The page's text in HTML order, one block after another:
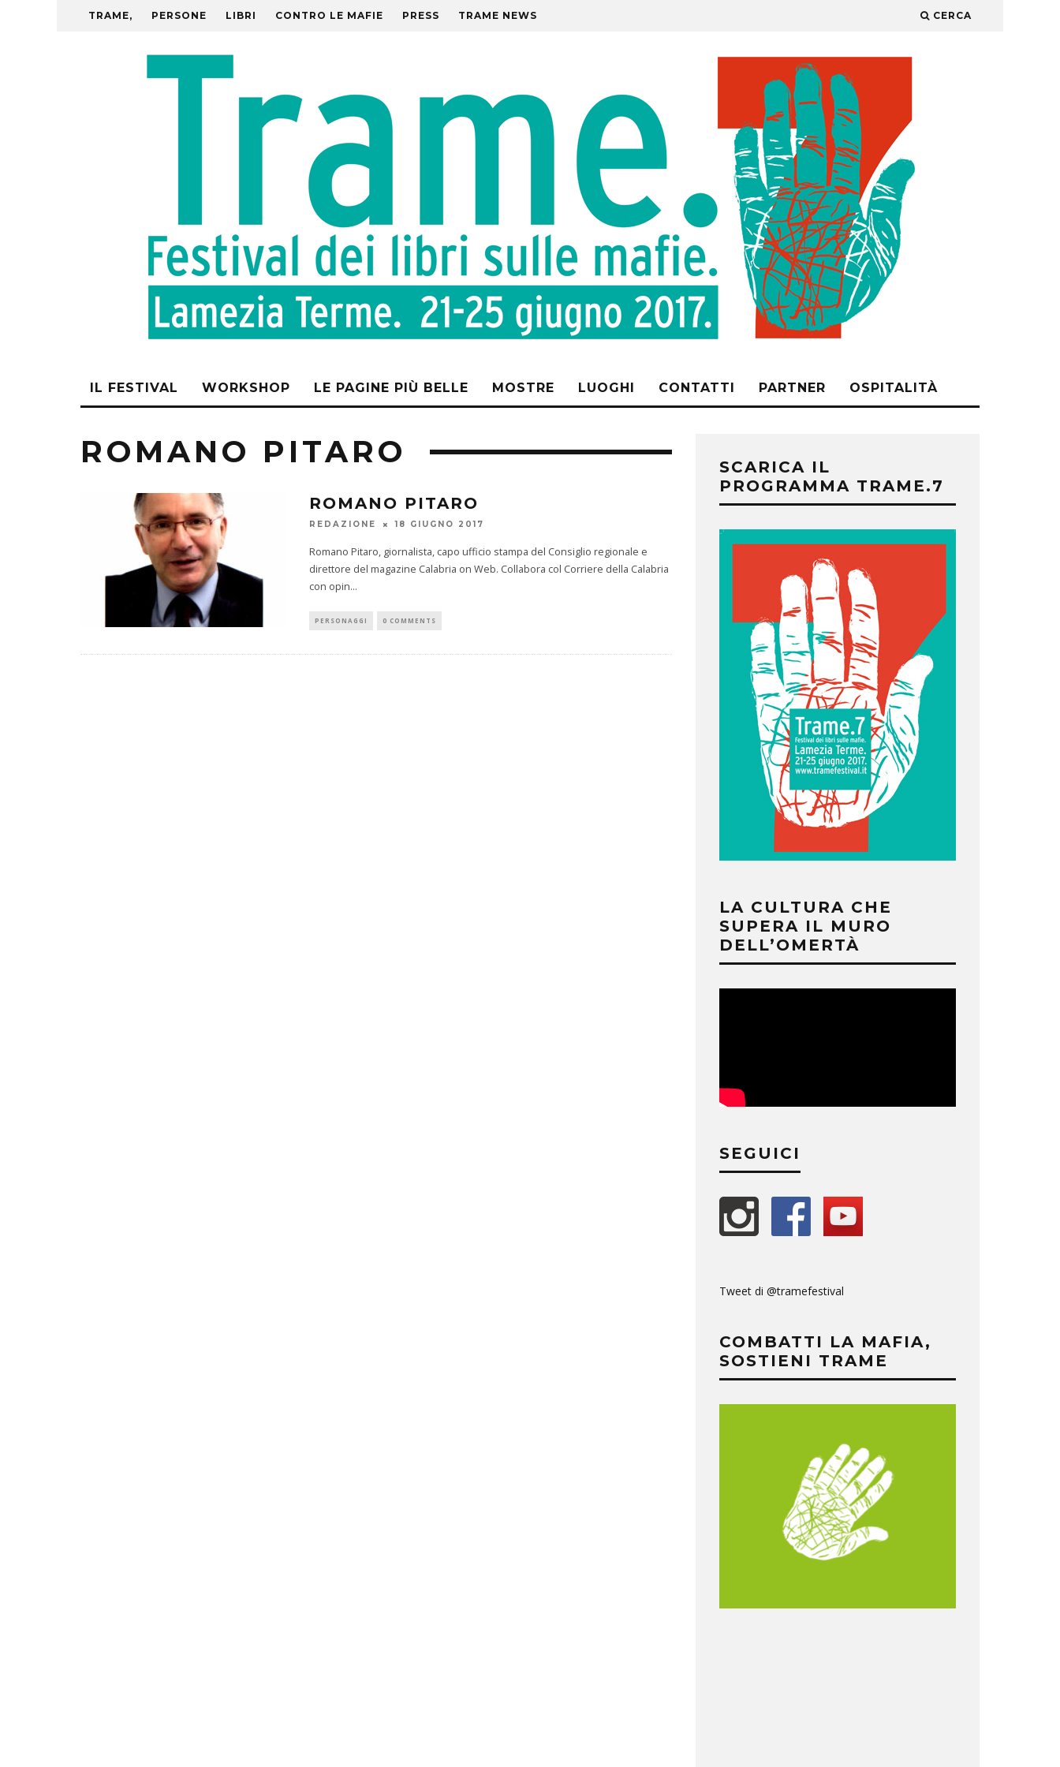
TRAME, PERSONE LIBRI CONTRO LE MAFIE PRESS TRAME NEWS CERCA
IL FESTIVAL WORKSHOP LE PAGINE PIÙ BELLE MOSTRE LUOGHI CONTATTI PARTNER OSPITALITÀ
ROMANO PITARO
ROMANO PITARO
REDAZIONE 18 GIUGNO 2017
Romano Pitaro, giornalista, capo ufficio stampa del Consiglio regionale e
direttore del magazine Calabria on Web. Collabora col Corriere della Calabria
con opin...
PERSONAGGI 0 COMMENTS
SCARICA IL
PROGRAMMA TRAME.7
LA CULTURA CHE
SUPERA IL MURO
DELL’OMERTÀ
SEGUICI
Tweet di @tramefestival
COMBATTI LA MAFIA,
SOSTIENI TRAME